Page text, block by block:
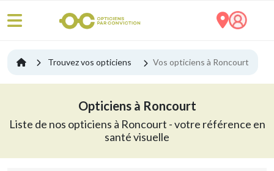
Trouvez vos opticiens Vos opticiens à Roncourt
Opticiens à Roncourt
Liste de nos opticiens à Roncourt - votre référence en
santé visuelle